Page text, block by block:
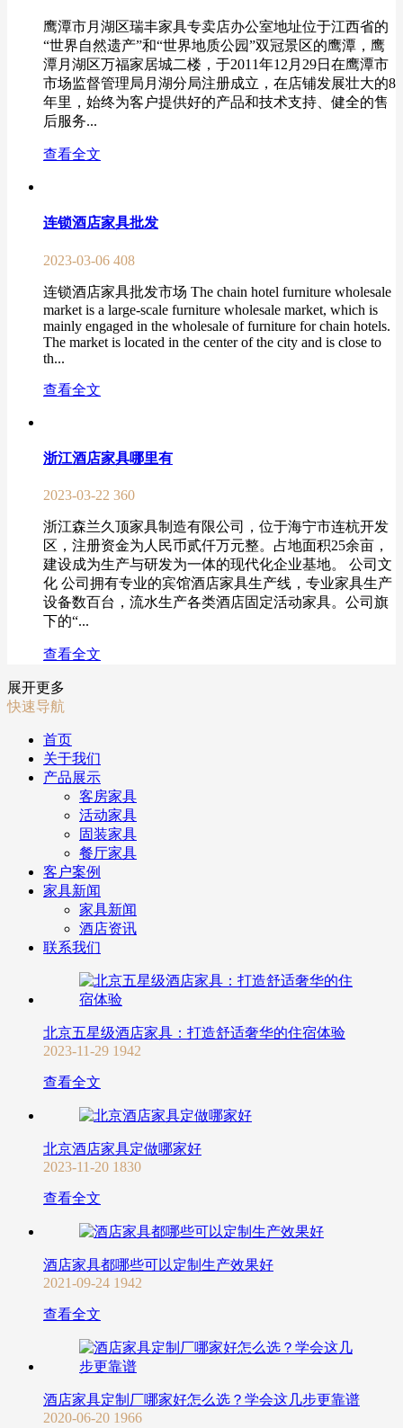
鹰潭市月湖区瑞丰家具专卖店办公室地址位于江西省的
“世界自然遗产”和“世界地质公园”双冠景区的鹰潭，鹰
潭月湖区万福家居城二楼，于2011年12月29日在鹰潭市
市场监督管理局月湖分局注册成立，在店铺发展壮大的8
年里，始终为客户提供好的产品和技术支持、健全的售
后服务...
查看全文
连锁酒店家具批发
2023-03-06 408
连锁酒店家具批发市场 The chain hotel furniture wholesale
market is a large-scale furniture wholesale market, which is
mainly engaged in the wholesale of furniture for chain hotels.
The market is located in the center of the city and is close to
th...
查看全文
浙江酒店家具哪里有
2023-03-22 360
浙江森兰久顶家具制造有限公司，位于海宁市连杭开发
区，注册资金为人民币贰仟万元整。占地面积25余亩，
建设成为生产与研发为一体的现代化企业基地。 公司文
化 公司拥有专业的宾馆酒店家具生产线，专业家具生产
设备数百台，流水生产各类酒店固定活动家具。公司旗
下的“...
查看全文
展开更多
快速导航
首页
关于我们
产品展示
客房家具
活动家具
固装家具
餐厅家具
客户案例
家具新闻
家具新闻
酒店资讯
联系我们
北京五星级酒店家具：打造舒适奢华的住宿体验
2023-11-29 1942
查看全文
北京酒店家具定做哪家好
2023-11-20 1830
查看全文
酒店家具都哪些可以定制生产效果好
2021-09-24 1942
查看全文
酒店家具定制厂哪家好怎么选？学会这几步更靠谱
2020-06-20 1966